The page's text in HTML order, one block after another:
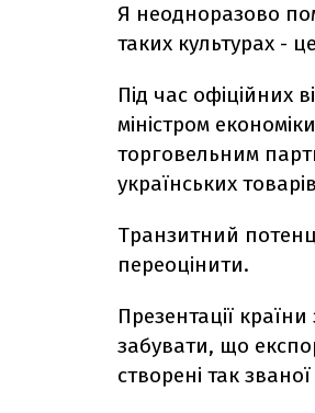
Я неодноразово
таких культурах -
Під час офіційних
міністром
торговельним
українських
Транзитний
переоцінити.
Презентації
забувати, що
створені так